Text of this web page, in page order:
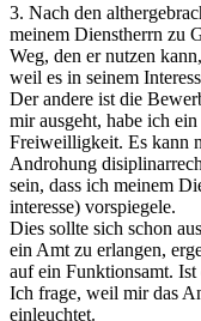
3. Nach den
meinem Dienstherrn zu
Weg, den er nutzen
weil es in seinem
Der andere ist die
mir ausgeht, habe ich
Freiweilligkeit. Es kann
Androhung
sein, dass ich meinem
interesse) vorspiegele.
Dies sollte sich schon
ein Amt zu erlangen,
auf ein Funktionsamt.
Ich frage, weil mir das
einleuchtet.